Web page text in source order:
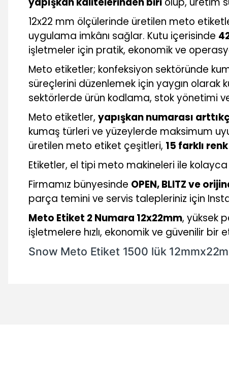
12x22 mm ölçülerinde üretilen meto
uygulama imkânı sağlar. Kutu içerisinde
işletmeler için pratik, ekonomik ve
Meto etiketler; konfeksiyon sektöründe
süreçlerini düzenlemek için yaygın olarak
sektörlerde ürün kodlama, stok yönetimi
Meto etiketler, yapışkan numarası
kumaş türleri ve yüzeylerde maksimum
üretilen meto etiket çeşitleri, 15 farklı renk
Etiketler, el tipi meto makineleri ile
Firmamız bünyesinde OPEN, BLITZ ve
parça temini ve servis talepleriniz için
Meto Etiket 2 Numara 12x22mm, yüksek
işletmelere hızlı, ekonomik ve güvenilir
Snow Meto Etiket 1500 lük